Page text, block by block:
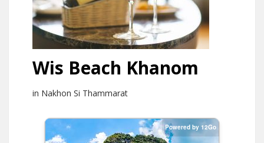
Wis Beach Khanom
in Nakhon Si Thammarat